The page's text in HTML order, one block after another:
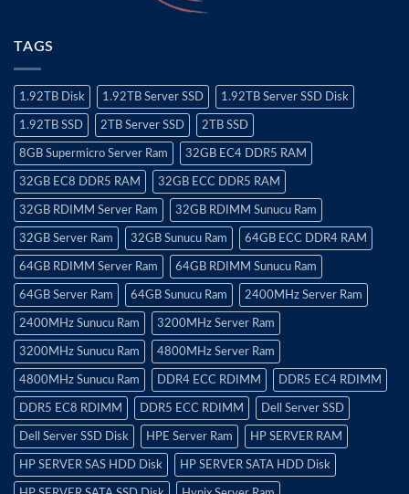
TAGS
1.92TB Disk 1.92TB Server SSD 1.92TB Server SSD Disk
1.92TB SSD 2TB Server SSD 2TB SSD
8GB Supermicro Server Ram 32GB EC4 DDR5 RAM
32GB EC8 DDR5 RAM 32GB ECC DDR5 RAM
32GB RDIMM Server Ram 32GB RDIMM Sunucu Ram
32GB Server Ram 32GB Sunucu Ram 64GB ECC DDR4 RAM
64GB RDIMM Server Ram 64GB RDIMM Sunucu Ram
64GB Server Ram 64GB Sunucu Ram 2400MHz Server Ram
2400MHz Sunucu Ram 3200MHz Server Ram
3200MHz Sunucu Ram 4800MHz Server Ram
4800MHz Sunucu Ram DDR4 ECC RDIMM DDR5 EC4 RDIMM
DDR5 EC8 RDIMM DDR5 ECC RDIMM Dell Server SSD
Dell Server SSD Disk HPE Server Ram HP SERVER RAM
HP SERVER SAS HDD Disk HP SERVER SATA HDD Disk